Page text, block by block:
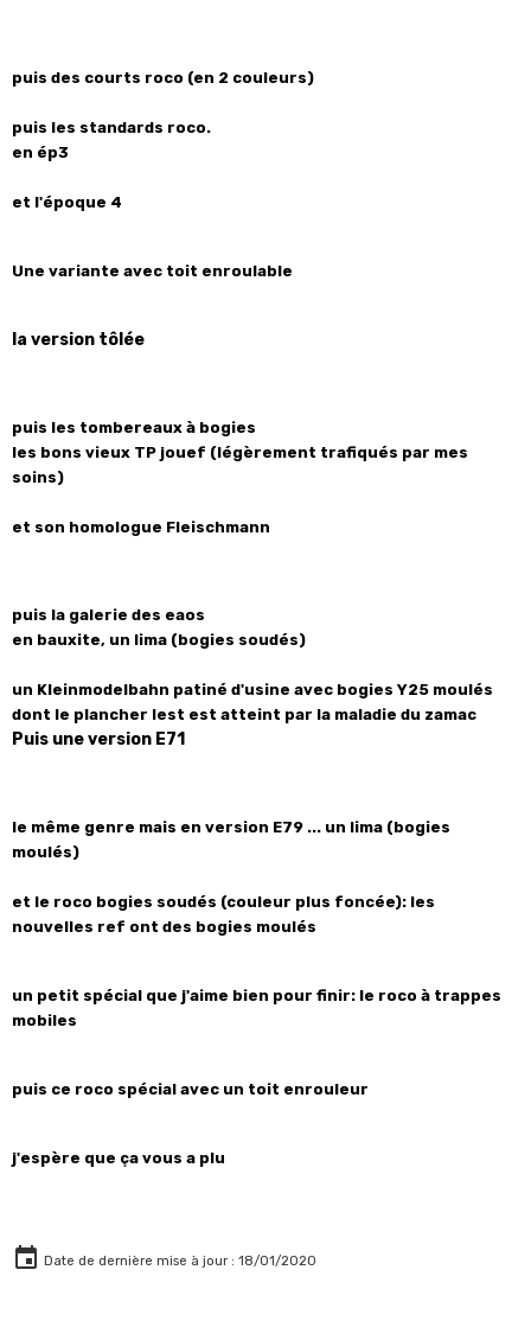
puis des courts roco (en 2 couleurs)
puis les standards roco.
en ép3
et l'époque 4
Une variante avec toit enroulable
la version tôlée
puis les tombereaux à bogies
les bons vieux TP jouef (légèrement trafiqués par mes
soins)
et son homologue Fleischmann
puis la galerie des eaos
en bauxite, un lima (bogies soudés)
un Kleinmodelbahn patiné d'usine avec bogies Y25 moulés
dont le plancher lest est atteint par la maladie du zamac
Puis une version E71
le même genre mais en version E79 ... un lima (bogies
moulés)
et le roco bogies soudés (couleur plus foncée): les
nouvelles ref ont des bogies moulés
un petit spécial que j'aime bien pour finir: le roco à trappes
mobiles
puis ce roco spécial avec un toit enrouleur
j'espère que ça vous a plu
Date de dernière mise à jour : 18/01/2020